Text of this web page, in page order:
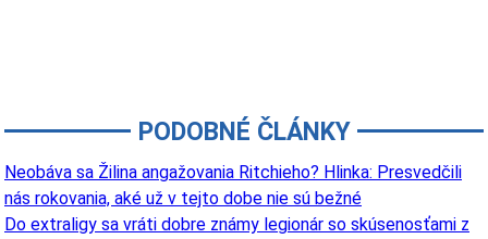
PODOBNÉ ČLÁNKY
Neobáva sa Žilina angažovania Ritchieho? Hlinka: Presvedčili
nás rokovania, aké už v tejto dobe nie sú bežné
Do extraligy sa vráti dobre známy legionár so skúsenosťami z